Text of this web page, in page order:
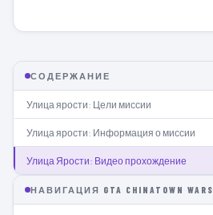
СОДЕРЖАНИЕ
Улица ярости: Цели миссии
Улица ярости: Информация о миссии
Улица Ярости: Видео прохождение
НАВИГАЦИЯ GTA CHINATOWN WARS